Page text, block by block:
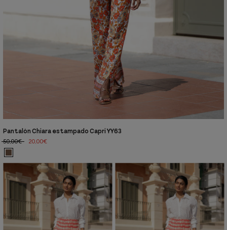
Pantalón Chiara estampado Capri YY63
50,00€
20,00€